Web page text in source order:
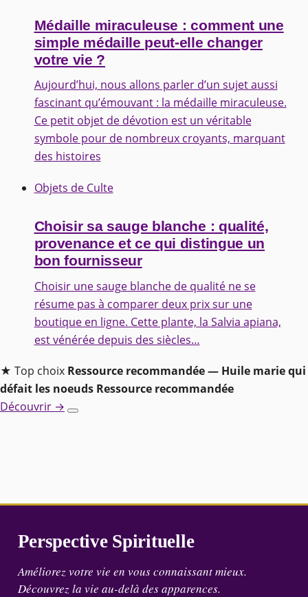
Médaille miraculeuse : comment une
simple médaille peut-elle changer
votre vie ?
Aujourd’hui, nous allons parler d’un sujet aussi
fascinant qu’émouvant : la médaille miraculeuse.
Ce petit objet de dévotion est un véritable
symbole pour de nombreux croyants, marquant
des histoires
Objets de Culte
Choisir sa sauge blanche : qualité,
provenance et ce qui distingue un
bon fournisseur
Choisir une sauge blanche de qualité ne se
résume pas à comparer deux prix sur une
boutique en ligne. Cette plante, la Salvia apiana,
est vénérée depuis des siècles…
★ Top choix Ressource recommandée — Huile marie qui
défait les noeuds Ressource recommandée
Découvrir →
Perspective Spirituelle
Améliorez votre vie en vous connaissant mieux.
Découvrez la vie au-delà des apparences.